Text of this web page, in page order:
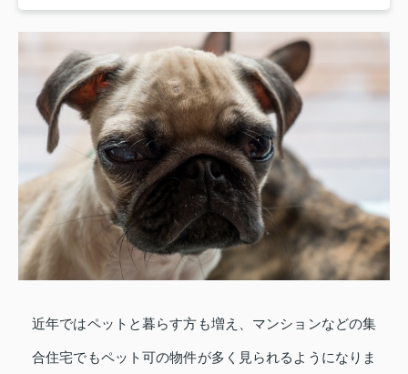
近年ではペットと暮らす方も増え、マンションなどの集
合住宅でもペット可の物件が多く見られるようになりま